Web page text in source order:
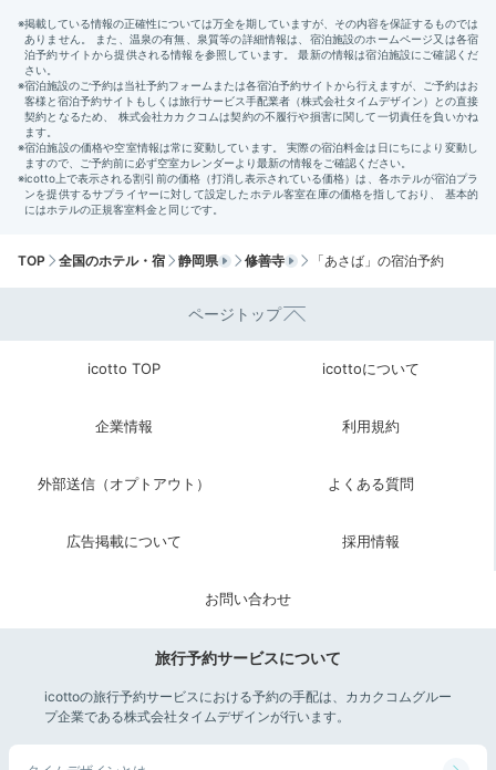
Breakfast
08:00
素材の味が際立つ
シンプル上品な朝食
みつごとうさんさんの投稿
つお節とわさびを乗せた「わさび丼」。網焼きの椎茸は
も美味。
amira__0811
あさばの朝食といえばの焼き椎茸や、わさび飯、絶品の
だし巻き卵などを堪能。全て美味しかったです。
TOP 全国のホテル・宿 静岡県 修善寺 「あさば」の宿泊予約
ページトップ
icotto TOP icottoについて
企業情報 利用規約
外部送信（オプトアウト） よくある質問
広告掲載について 採用情報
お問い合わせ
旅行予約サービスについて
icottoの旅行予約サービスにおける予約の手配は、カカクコムグルー
プ企業である株式会社タイムデザインが行います。